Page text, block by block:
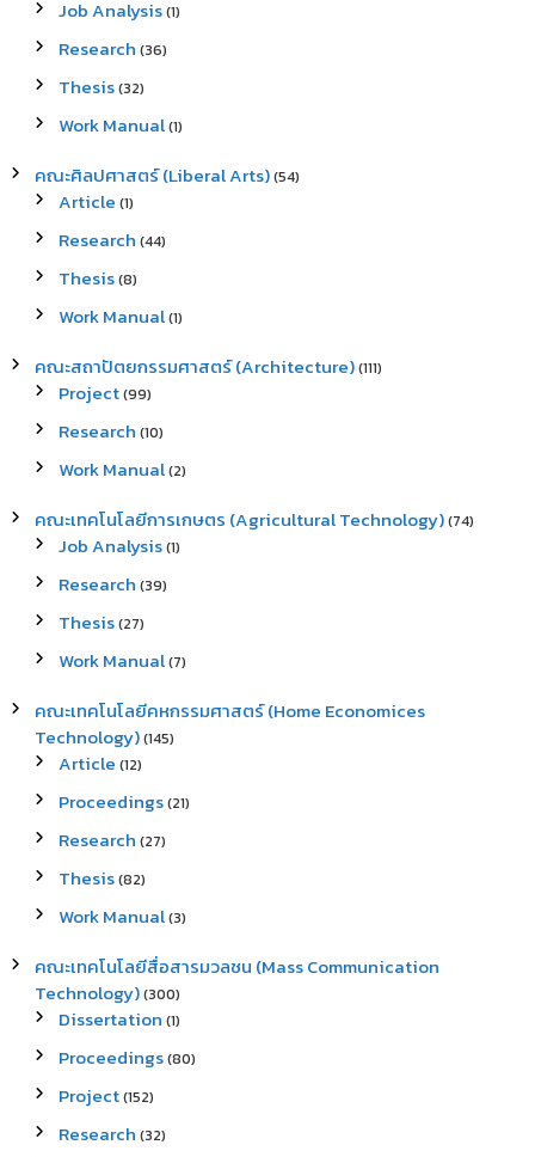
Job Analysis(1)
Research (36)
Thesis(32)
Work Manual(1)
คณะศิลปศาสตร์ (Liberal Arts)(54)
Article (1)
Research (44)
Thesis(8)
Work Manual(1)
คณะสถาปัตยกรรมศาสตร์ (Architecture)(111)
Project(99)
Research (10)
Work Manual(2)
คณะเทคโนโลยีการเกษตร (Agricultural Technology)(74)
Job Analysis(1)
Research (39)
Thesis(27)
Work Manual(7)
คณะเทคโนโลยีคหกรรมศาสตร์ (Home Economices
Technology)(145)
Article (12)
Proceedings(21)
Research (27)
Thesis(82)
Work Manual(3)
คณะเทคโนโลยีสื่อสารมวลชน (Mass Communication
Technology)(300)
Dissertation (1)
Proceedings(80)
Project(152)
Research (32)